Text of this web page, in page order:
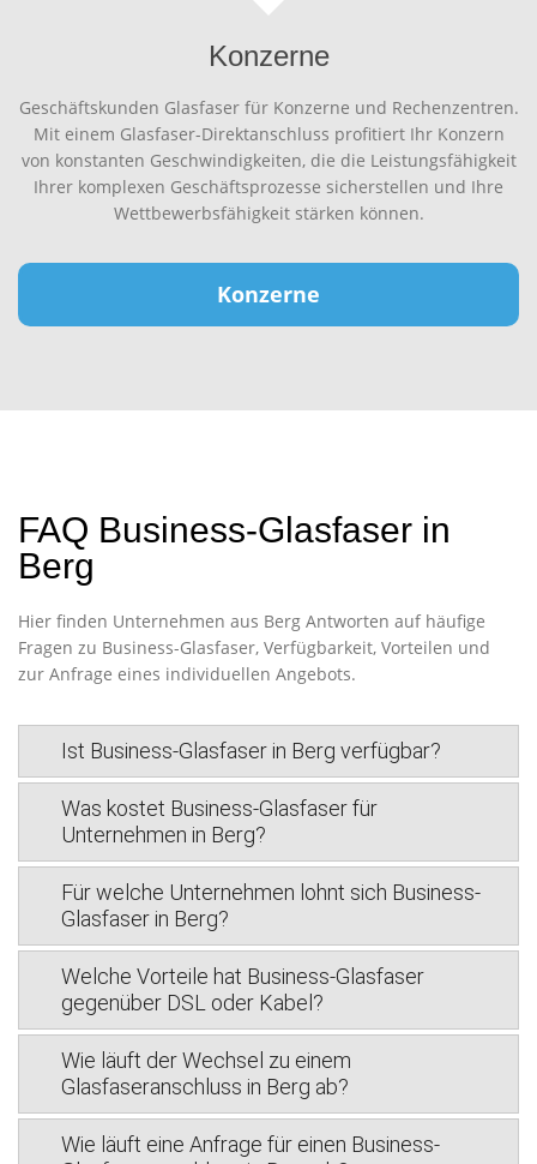
Konzerne
Geschäftskunden Glasfaser für Konzerne und Rechenzentren.
Mit einem Glasfaser-Direktanschluss profitiert Ihr Konzern
von konstanten Geschwindigkeiten, die die Leistungsfähigkeit
Ihrer komplexen Geschäftsprozesse sicherstellen und Ihre
Wettbewerbsfähigkeit stärken können.
Konzerne
FAQ Business-Glasfaser in
Berg
Hier finden Unternehmen aus Berg Antworten auf häufige
Fragen zu Business-Glasfaser, Verfügbarkeit, Vorteilen und
zur Anfrage eines individuellen Angebots.
Ist Business-Glasfaser in Berg verfügbar?
Was kostet Business-Glasfaser für
Unternehmen in Berg?
Für welche Unternehmen lohnt sich Business-
Glasfaser in Berg?
Welche Vorteile hat Business-Glasfaser
gegenüber DSL oder Kabel?
Wie läuft der Wechsel zu einem
Glasfaseranschluss in Berg ab?
Wie läuft eine Anfrage für einen Business-